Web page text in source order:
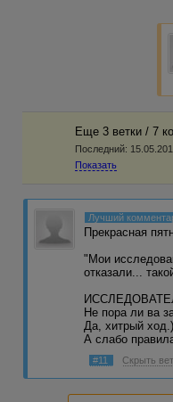
Еще 3 ветки / 7
Последний:
Показать
Лучший
Прекрасная
"Мои
отказали...
Не пора ли ва
Да, хитрый
А слабо
#11 Скрыть